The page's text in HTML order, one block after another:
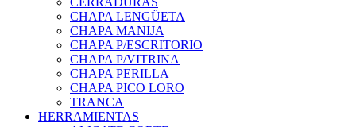
CHAPA LENGÜETA
CHAPA MANIJA
CHAPA P/ESCRITORIO
CHAPA P/VITRINA
CHAPA PERILLA
CHAPA PICO LORO
TRANCA
HERRAMIENTAS